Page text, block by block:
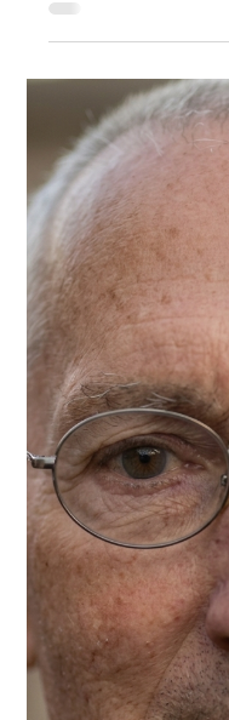
Mélissa Sauvage
28 juil.
LES AVIS DE DÉCÈS
Madame
MONNIEZ
sa 66ème
C’est avec une
le décès de Chantal
26 juilet 2026 à Beuvry. Nous vous invitons à
espace pour laisser
photos souvenirs,
à travers des